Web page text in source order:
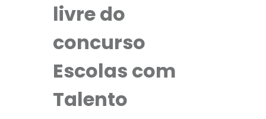
livre do
concurso
Escolas com
Talento